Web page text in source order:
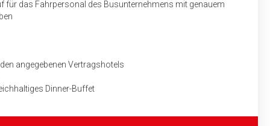
für das Fahrpersonal des Busunternehmens mit genauem
angegebenen Vertragshotels
Dinner-Buffet